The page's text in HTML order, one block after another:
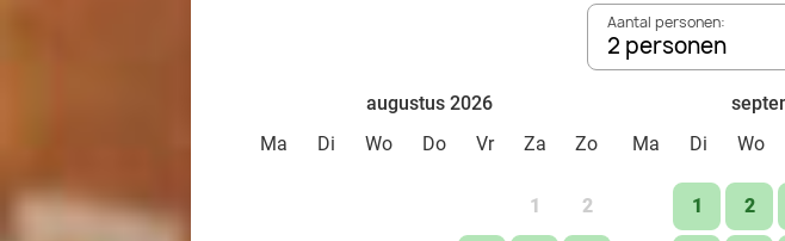
Aantal personen:
2 personen
augustus 2026
Ma
Di Wo Do Vr Za Zo
1 2
Ma
Di Wo
1 2